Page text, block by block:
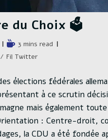
du Choix 🗳️
Temps
de
3 mins read
/ Fil Twitter
élections fédérales
à ce scrutin
mais également toute
: Centre-droit,
la CDU a été fondée